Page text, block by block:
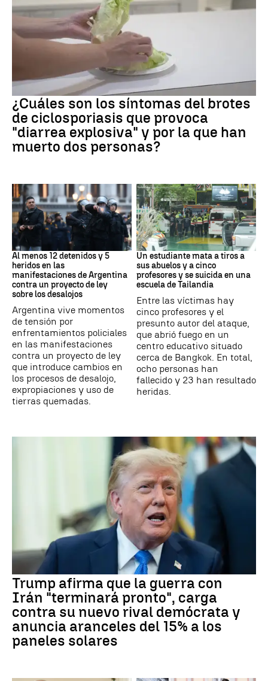
Brote
¿Cuáles son los síntomas del brotes
de ciclosporiasis que provoca
"diarrea explosiva" y por la que han
muerto dos personas?
Al menos 12 detenidos y 5
heridos en las
manifestaciones de Argentina
contra un proyecto de ley
sobre los desalojos
Argentina vive momentos
de tensión por
enfrentamientos policiales
en las manifestaciones
contra un proyecto de ley
que introduce cambios en
los procesos de desalojo,
expropiaciones y uso de
tierras quemadas.
Tailandia
Un estudiante mata a tiros a
sus abuelos y a cinco
profesores y se suicida en una
escuela de Tailandia
Entre las víctimas hay
cinco profesores y el
presunto autor del ataque,
que abrió fuego en un
centro educativo situado
cerca de Bangkok. En total,
ocho personas han
fallecido y 23 han resultado
heridas.
Trump afirma que la guerra con
Irán "terminará pronto", carga
contra su nuevo rival demócrata y
anuncia aranceles del 15% a los
paneles solares